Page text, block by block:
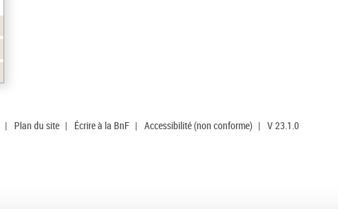
| Plan du site | Écrire à la BnF | Accessibilité (non conforme) | V 23.1.0